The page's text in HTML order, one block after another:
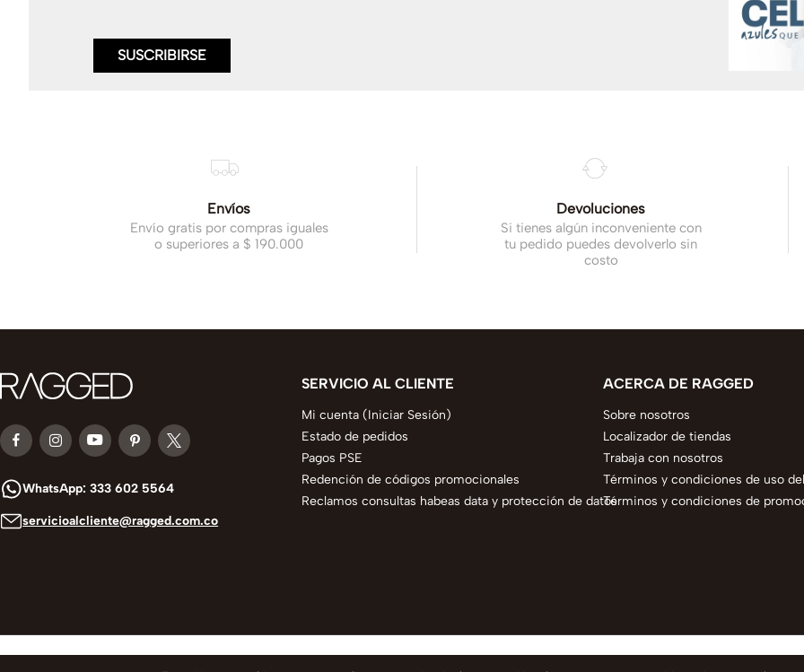
SUSCRIBIRSE
Envíos
Envío gratis por compras iguales
o superiores a $ 190.000
Devoluciones
Si tienes algún inconveniente con
tu pedido puedes devolverlo sin
costo
WhatsApp: 333 602 5564
servicioalcliente@ragged.com.co
SERVICIO AL CLIENTE
Mi cuenta (Iniciar Sesión)
Estado de pedidos
Pagos PSE
Redención de códigos promocionales
Reclamos consultas habeas data y protección de datos
ACERCA DE RAGGED
Sobre nosotros
Localizador de tiendas
Trabaja con nosotros
Términos y condiciones de uso
Términos y condiciones de